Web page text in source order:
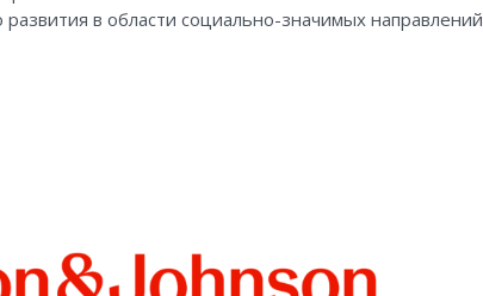
в области социально-значимых направлений